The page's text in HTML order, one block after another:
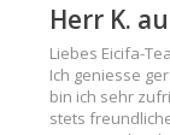
Herr K.
Liebes Eicifa-
Ich geniesse
bin ich sehr
stets